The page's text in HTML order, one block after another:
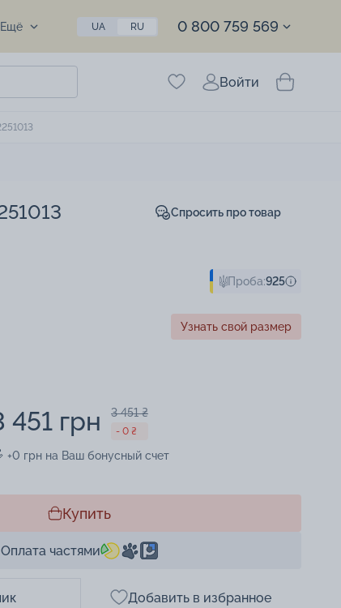
Ещё UA RU 0 800 759 569
Войти
Спросить про товар
Проба:925
Узнать свой размер
451 грн 3 451 ₴
- 0 ₴
+0 грн на Ваш бонусный счет
Купить
Оплата частями
Добавить в избранное